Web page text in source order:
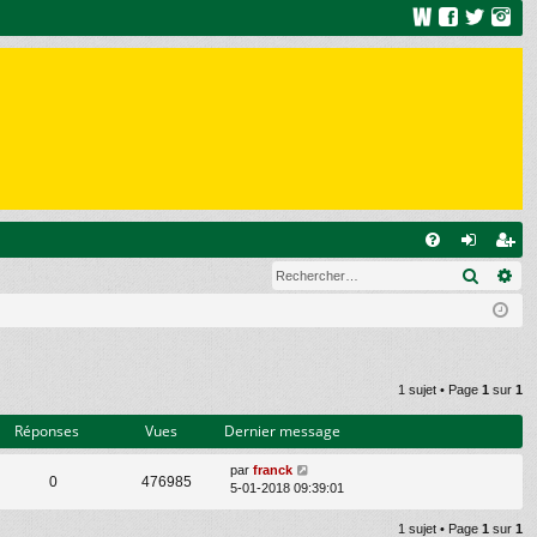
on
on
ns
cri
on
1 sujet • Page 1 sur 1
Réponses Vues Dernier message
0 476985
par franck
5-01-2018 09:39:01
1 sujet • Page 1 sur 1